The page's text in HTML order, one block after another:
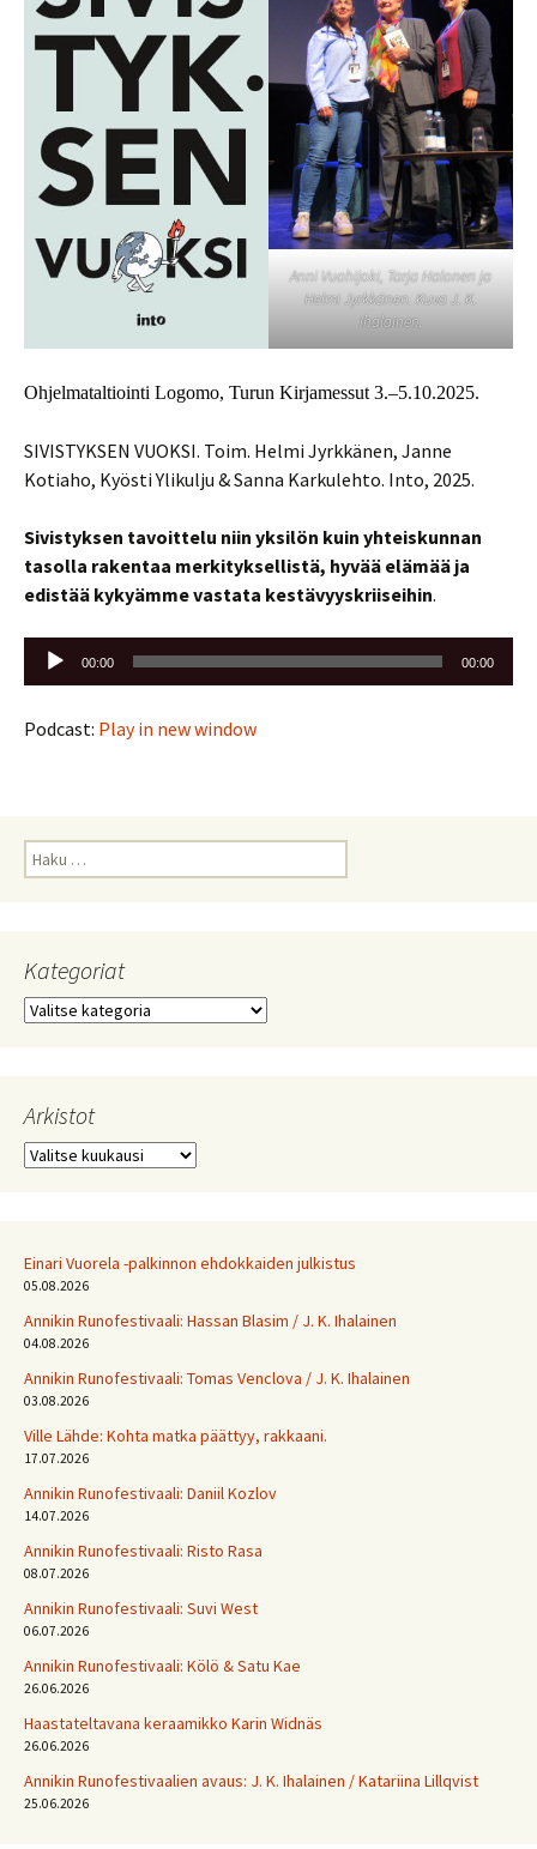
Anni Vuohijoki, Tarja Halonen ja
Helmi Jyrkkänen. Kuva J. K.
Ihalainen.
Ohjelmataltiointi Logomo, Turun Kirjamessut 3.–5.10.2025.
SIVISTYKSEN VUOKSI. Toim. Helmi Jyrkkänen, Janne
Kotiaho, Kyösti Ylikulju & Sanna Karkulehto. Into, 2025.
Sivistyksen tavoittelu niin yksilön kuin yhteiskunnan
tasolla rakentaa merkityksellistä, hyvää elämää ja
edistää kykyämme vastata kestävyyskriiseihin.
Äänitoistin
00:00 00:00
Podcast: Play in new window
Haku:
Kategoriat
Kategoriat
Arkistot
Arkistot
Einari Vuorela -palkinnon ehdokkaiden julkistus
05.08.2026
Annikin Runofestivaali: Has­san Bla­sim / J. K. Ihalainen
04.08.2026
Annikin Runofestivaali: Tomas Venclova / J. K. Ihalainen
03.08.2026
Ville Lähde: Kohta matka päättyy, rakkaani.
17.07.2026
Annikin Runofestivaali: Daniil Kozlov
14.07.2026
Annikin Runofestivaali: Risto Rasa
08.07.2026
Annikin Runofestivaali: Suvi West
06.07.2026
Annikin Runofestivaali: Kölö & Satu Kae
26.06.2026
Haastateltavana keraamikko Karin Widnäs
26.06.2026
Annikin Runofestivaalien avaus: J. K. Ihalainen / Katariina Lillqvist
25.06.2026